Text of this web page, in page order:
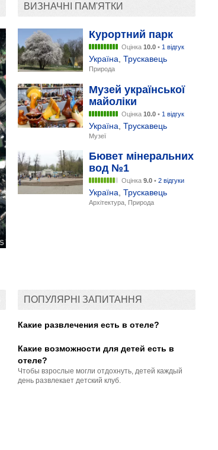
ВИЗНАЧНІ ПАМ'ЯТКИ
Курортний парк
Оцінка 10.0• 1 відгук
Україна Трускавець
Природа
Музей української
майоліки
Оцінка 10.0• 1 відгук
Україна, Трускавець
Музеї
Бювет мінеральних
вод №1
Оцінка 9.0• 2 відгуки
Україна, Трускавець
Архітектура, Природа
ПОПУЛЯРНІ ЗАПИТАННЯ
Какие развлечения есть в отеле?
Какие возможности для детей есть в
отеле?
Чтобы взрослые могли отдохнуть, детей каждый
день развлекает детский клуб.